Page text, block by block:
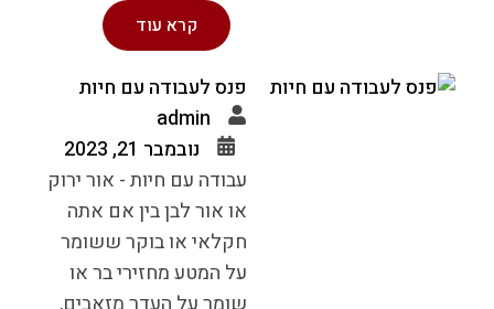
קרא עוד
פנס לעבודה עם חיות
admin
נובמבר 21, 2023
עבודה עם חיות - אור ירוק
או אור לבן בין אם אתה
חקלאי או בוקר ששומר
על המטע מחזירי בר או